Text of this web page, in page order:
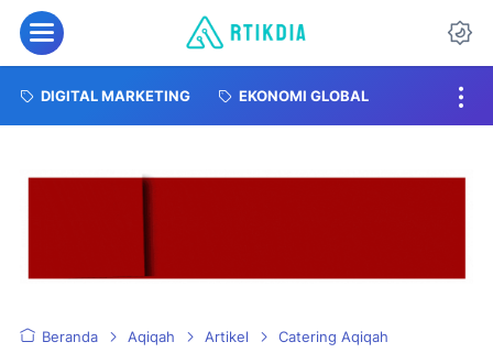
DIGITAL MARKETING EKONOMI GLOBAL
Beranda Aqiqah Artikel Catering Aqiqah